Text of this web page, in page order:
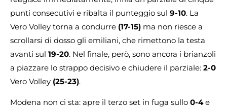
punti consecutivi e ribalta il punteggio sul 9-10. La
Vero Volley torna a condurre (17-15) ma non riesce a
scrollarsi di dosso gli emiliani, che rimettono la testa
avanti sul 19-20. Nel finale, però, sono ancora i brianzoli
a piazzare lo strappo decisivo e chiudere il parziale: 2-0
Vero Volley (25-23).
Modena non ci sta: apre il terzo set in fuga sullo 0-4e